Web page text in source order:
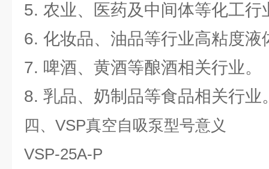
5. 农业、医药及中间体等化工行
6. 化妆品、油品等行业高粘度液
7. 啤酒、黄酒等酿酒相关行业。
8. 乳品、奶制品等食品相关行业
四、VSP真空自吸泵型号意义
VSP-25A-P